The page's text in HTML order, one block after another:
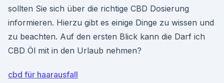
sollten Sie sich über die richtige CBD Dosierung
informieren. Hierzu gibt es einige Dinge zu wissen und
zu beachten. Auf den ersten Blick kann die Darf ich
CBD Öl mit in den Urlaub nehmen?
cbd für haarausfall